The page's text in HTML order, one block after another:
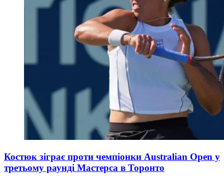
Костюк зіграє проти чемпіонки Australian Open у
третьому раунді Мастерса в Торонто